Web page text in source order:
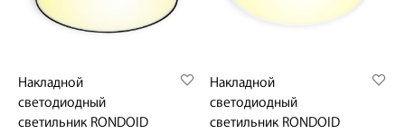
Накладной
светодиодный
светильник RONDOID
Накладной
светодиодный
светильник RONDOID